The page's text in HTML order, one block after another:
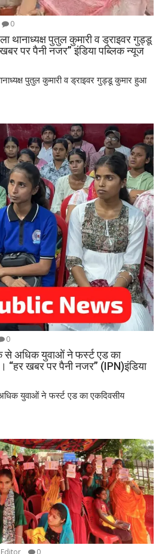
0
थानाध्यक्ष पुतुल कुमारी व ड्राइवर गुड्डू
पर पैनी नजर” इंडिया पब्लिक न्यूज
पुतुल कुमारी व ड्राइवर गुड्डू कुमार हुआ
0
से अधिक युवाओं ने फर्स्ट एड का
“हर खबर पर पैनी नजर” (IPN)इंडिया
युवाओं ने फर्स्ट एड का एकदिवसीय